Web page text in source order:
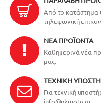
Από το κατάστημα
τηλεφωνική
ΝΈΑ ΠΡΟΪΌΝΤΑ
Καθημερινά νέα
μας.
ΤΕΧΝΙΚΉ
Για τεχνική
info@nkmoto.gr